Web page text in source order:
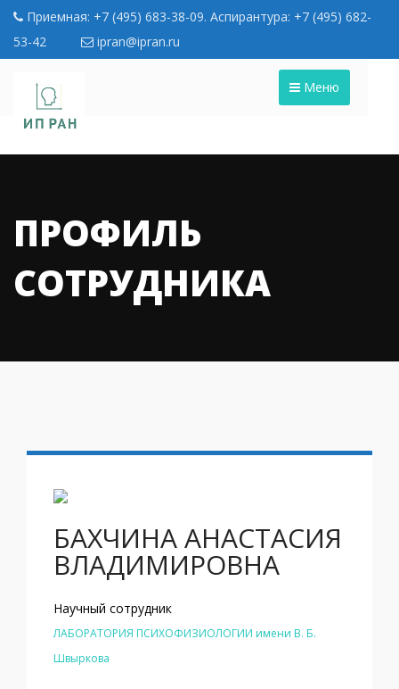
Приемная: +7 (495) 683-38-09. Аспирантура: +7 (495) 682-
53-42
ipran@ipran.ru
Меню
ПРОФИЛЬ
СОТРУДНИКА
БАХЧИНА АНАСТАСИЯ
ВЛАДИМИРОВНА
Научный сотрудник
ЛАБОРАТОРИЯ ПСИХОФИЗИОЛОГИИ имени В. Б.
Швыркова